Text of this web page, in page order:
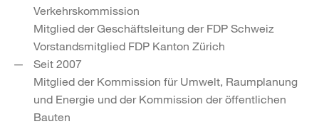
Verkehrskommission
Mitglied der Geschäftsleitung der FDP Schweiz
Vorstandsmitglied FDP Kanton Zürich
Seit 2007
Mitglied der Kommission für Umwelt, Raumplanung
und Energie und der Kommission der öffentlichen
Bauten